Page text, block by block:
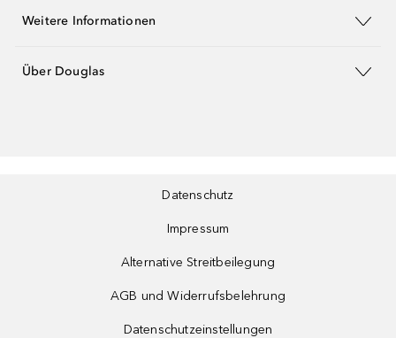
Weitere Informationen
Über Douglas
Datenschutz
Impressum
Alternative Streitbeilegung
AGB und Widerrufsbelehrung
Datenschutzeinstellungen